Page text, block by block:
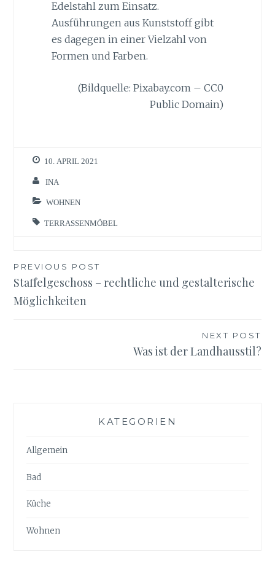
Edelstahl zum Einsatz.
Ausführungen aus Kunststoff gibt
es dagegen in einer Vielzahl von
Formen und Farben.
(Bildquelle: Pixabay.com – CC0
Public Domain)
10. APRIL 2021
INA
WOHNEN
TERRASSENMÖBEL
Beitragsnavigation
PREVIOUS POST
Staffelgeschoss – rechtliche und gestalterische
Möglichkeiten
NEXT POST
Was ist der Landhausstil?
KATEGORIEN
Allgemein
Bad
Küche
Wohnen